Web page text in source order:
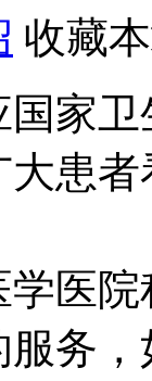
收藏
部
患
积
务